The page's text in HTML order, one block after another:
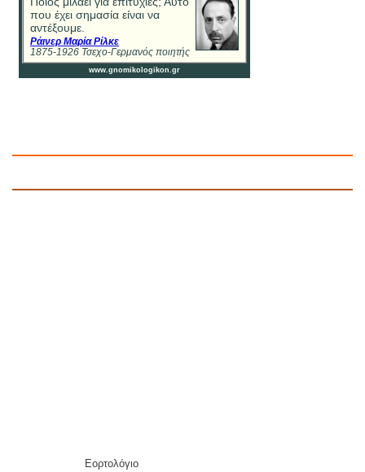
Εορτολόγιο